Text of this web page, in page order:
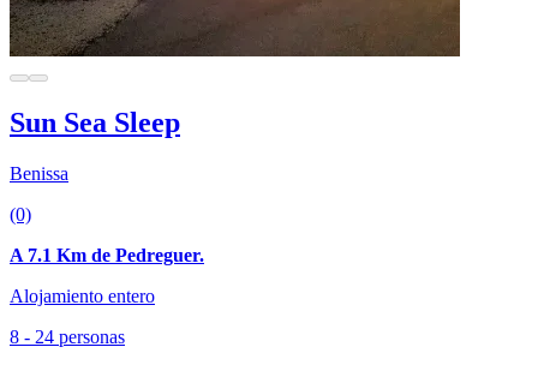
Sun Sea Sleep
Benissa
(0)
A 7.1 Km de Pedreguer.
Alojamiento entero
8 - 24 personas